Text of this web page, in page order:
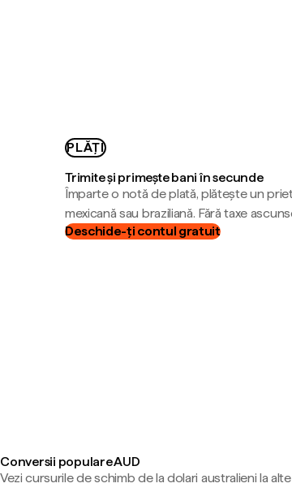
PLĂȚI
Trimite și primește bani în secunde
Împarte o notă de plată, plătește un
mexicană sau braziliană. Fără taxe
Deschide-ți contul gratuit
Conversii populare AUD
Vezi cursurile de schimb de la dolari australieni la